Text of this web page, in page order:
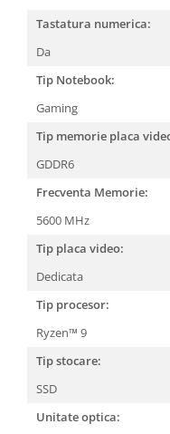
Tastatura numerica:
Da
Tip Notebook:
Gaming
Tip memorie placa
GDDR6
Frecventa Memorie:
5600 MHz
Tip placa video:
Dedicata
Tip procesor:
Ryzen™ 9
Tip stocare:
SSD
Unitate optica: